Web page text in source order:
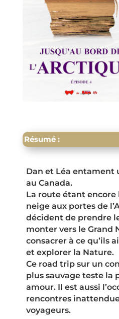
Résumé :
Dan et Léa entament
au Canada.
La route étant encore
neige aux portes de
décident de prendre
monter vers le Grand
consacrer à ce qu’ils
et explorer la Nature.
Ce road trip sur un
plus sauvage teste la
amour. Il est aussi
rencontres
voyageurs.